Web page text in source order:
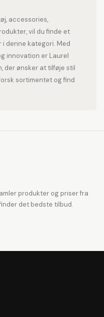
accessories,
vil du finde et
denne kategori. Med
innovation er Laurel
der ønsker at tilføje stil
sortimentet og find
produkter og priser fra
det bedste tilbud.